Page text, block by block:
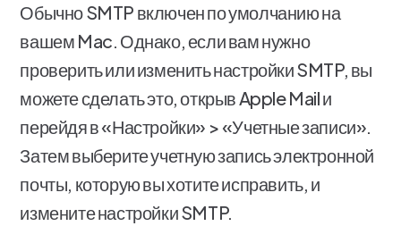
Обычно SMTP включен по умолчанию на
вашем Mac. Однако, если вам нужно
проверить или изменить настройки SMTP, вы
можете сделать это, открыв Apple Mail и
перейдя в «Настройки» > «Учетные записи».
Затем выберите учетную запись электронной
почты, которую вы хотите исправить, и
измените настройки SMTP.